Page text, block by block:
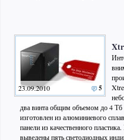
23.09.2010 5
два винта общим объемом до 4 Тб
изготовлен из алюминиевого
панели из качественного
выведены пять светодиодных